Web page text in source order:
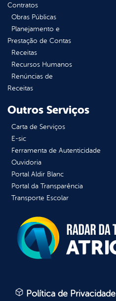
Contratos
Obras Públicas
Planejamento e
Prestação de Contas
Receitas
Recursos Humanos
Renúncias de
Receitas
Outros Serviços
Carta de Serviços
E-sic
Ferramenta de Autenticidade
Ouvidoria
Portal Aldir Blanc
Portal da Transparência
Transporte Escolar
Política de Privacidade